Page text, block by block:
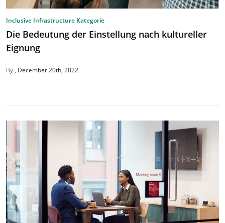
Inclusive Infrastructure Kategorie
Die Bedeutung der Einstellung nach kultureller
Eignung
By December 20th, 2022